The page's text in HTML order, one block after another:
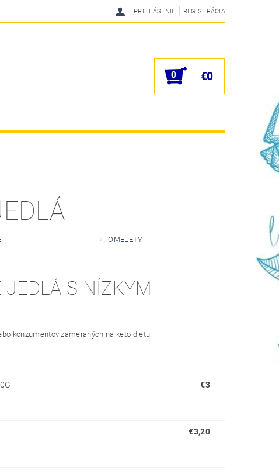
PRIHLÁSENIE | REGISTRÁCIA
0 €0
OMELETY
JEDLÁ S NÍZKYM
konzumentov zameraných na keto dietu.
€3
€3,20